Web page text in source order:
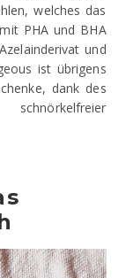
welches das
PHA und BHA
und
ist übrigens
dank des